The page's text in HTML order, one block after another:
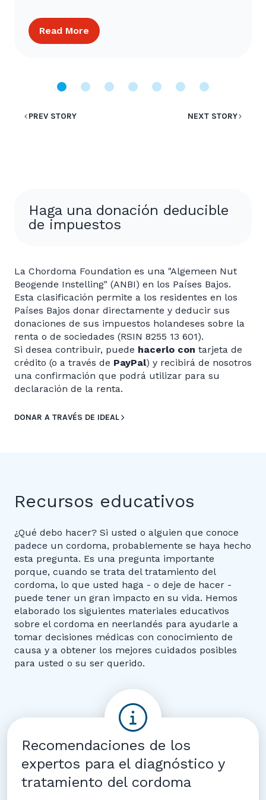
Read More
PREV STORY NEXT STORY
Haga una donación deducible
de impuestos
La Chordoma Foundation es una "Algemeen Nut
Beogende Instelling" (ANBI) en los Países Bajos.
Esta clasificación permite a los residentes en los
Países Bajos donar directamente y deducir sus
donaciones de sus impuestos holandeses sobre la
renta o de sociedades (RSIN 8255 13 601).
Si desea contribuir, puede hacerlo con tarjeta de
crédito (o a través de PayPal) y recibirá de nosotros
una confirmación que podrá utilizar para su
declaración de la renta.
DONAR A TRAVÉS DE IDEAL
Recursos educativos
¿Qué debo hacer? Si usted o alguien que conoce
padece un cordoma, probablemente se haya hecho
esta pregunta. Es una pregunta importante
porque, cuando se trata del tratamiento del
cordoma, lo que usted haga - o deje de hacer -
puede tener un gran impacto en su vida. Hemos
elaborado los siguientes materiales educativos
sobre el cordoma en neerlandés para ayudarle a
tomar decisiones médicas con conocimiento de
causa y a obtener los mejores cuidados posibles
para usted o su ser querido.
Recomendaciones de los
expertos para el diagnóstico y
tratamiento del cordoma